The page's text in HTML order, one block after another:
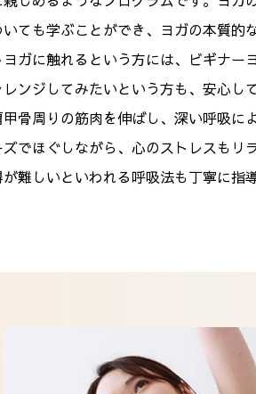
ても学ぶことができ、ヨガの本質
ガに触れるという方には、ビギナー
ンジしてみたいという方も、安心
骨周りの筋肉を伸ばし、深い呼吸
でほぐしながら、心のストレスも
難しいといわれる呼吸法も丁寧に